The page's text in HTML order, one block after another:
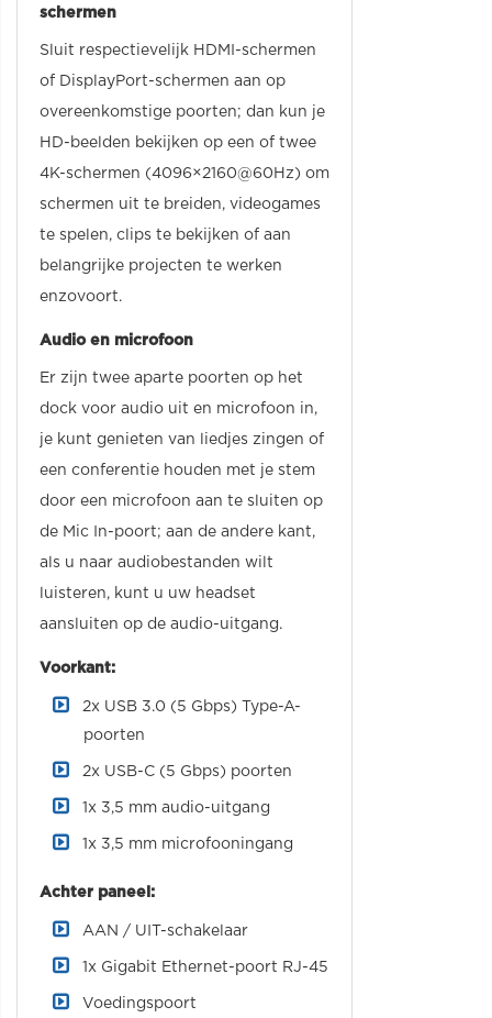
schermen
Sluit respectievelijk HDMI-schermen
of DisplayPort-schermen aan op
overeenkomstige poorten; dan kun je
HD-beelden bekijken op een of twee
4K-schermen (4096×2160@60Hz) om
schermen uit te breiden, videogames
te spelen, clips te bekijken of aan
belangrijke projecten te werken
enzovoort.
Audio en microfoon
Er zijn twee aparte poorten op het
dock voor audio uit en microfoon in,
je kunt genieten van liedjes zingen of
een conferentie houden met je stem
door een microfoon aan te sluiten op
de Mic In-poort; aan de andere kant,
als u naar audiobestanden wilt
luisteren, kunt u uw headset
aansluiten op de audio-uitgang.
Voorkant:
2x USB 3.0 (5 Gbps) Type-A-
poorten
2x USB-C (5 Gbps) poorten
1x 3,5 mm audio-uitgang
1x 3,5 mm microfooningang
Achter paneel:
AAN / UIT-schakelaar
1x Gigabit Ethernet-poort RJ-45
Voedingspoort